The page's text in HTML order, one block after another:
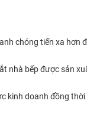
chóng tiến xa hơn
nhà bếp được sản
kinh doanh đồng thời